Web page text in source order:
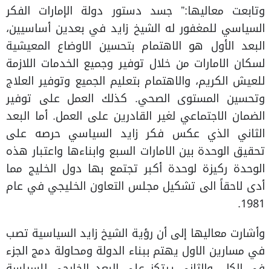
وتابعت معاليها:” جسد دستور دولة الإمارات الفكر
السياسي للمغفور له الشيخ زايد في بعدين أساسيين،
البعد الأول هو الاهتمام بتحسين الاوضاع المعيشية
لسكان الامارات من خلال توفير وجميع الخدمات اللازمة
للعيش الكريم، والاهتمام بتعليم الجميع وتوفير العلاج
وتحسين المستوى الصحي. كذلك العمل على توفير
الضمان الاجتماعي لغير القادرين على العمل. أما البعد
الثاني الذي عكس فكر زايد السياسي حرصه على
تحقيق الوحدة بين الامارات السبع وابناءها واعتبار هذه
الوحدة ركيزة لوحدة أكبر تجتمع بها دول الخليج مما
أدى لاحقاً الى تشكيل مجلس التعاون الخليجي في عام
1981.
وأشارت معاليها إلى أن رؤية الشيخ زايد السياسية تصب
في مسارين الاول يهتم ببناء الدولة ومحاولة دمج الجزء